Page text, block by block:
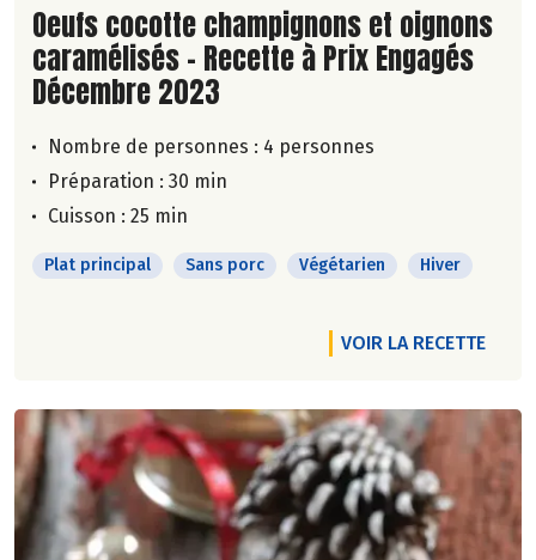
Lire la suite de la recette
Oeufs cocotte champignons et oignons
caramélisés - Recette à Prix Engagés
Décembre 2023
Nombre de personnes : 4 personnes
Préparation : 30 min
Cuisson : 25 min
Plat principal Sans porc Végétarien Hiver
VOIR LA RECETTE